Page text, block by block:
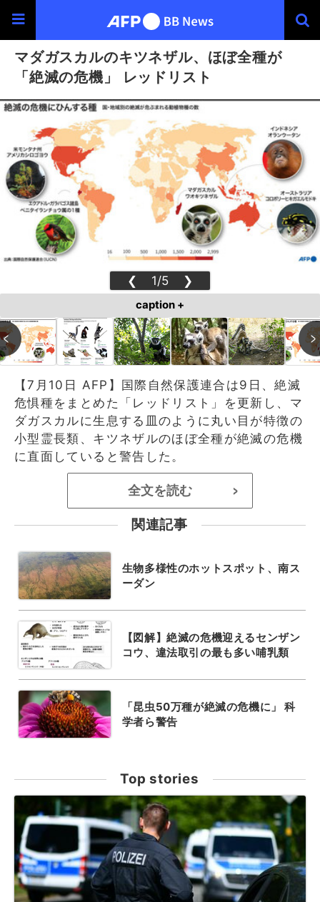
マダガスカルのキツネザル、ほぼ全種が
「絶滅の危機」 レッドリスト
❮ 1/5 ❯
caption +
【7月10日 AFP】国際自然保護連合は9日、絶滅
危惧種をまとめた「レッドリスト」を更新し、マ
ダガスカルに生息する皿のように丸い目が特徴の
小型霊長類、キツネザルのほぼ全種が絶滅の危機
に直面していると警告した。
全文を読む >
関連記事
生物多様性のホットスポット、南ス
ーダン
【図解】絶滅の危機迎えるセンザン
コウ、違法取引の最も多い哺乳類
「昆虫50万種が絶滅の危機に」 科
学者ら警告
Top stories